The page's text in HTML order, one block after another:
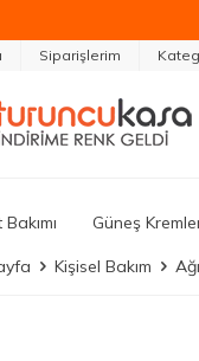
Siparişlerim
Bakımı Güneş
Kişisel Bakım